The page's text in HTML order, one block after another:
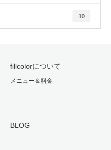
10
fillcolorについて
メニュー＆料金
BLOG